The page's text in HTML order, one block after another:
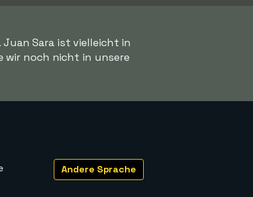
Sara ist vielleicht in
wir noch nicht in unsere
Andere Sprache